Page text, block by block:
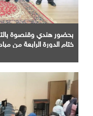
ختام الدورة الرابعة من